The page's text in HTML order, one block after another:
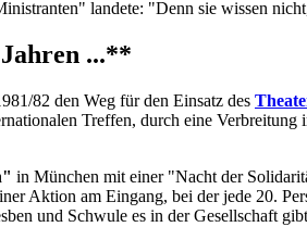
landete: "Denn sie wissen
...**
82 den Weg für den Einsatz des
Treffen, durch eine
in München mit einer "Nacht der
Aktion am Eingang, bei der jede 20.
und Schwule es in der Gesellschaft